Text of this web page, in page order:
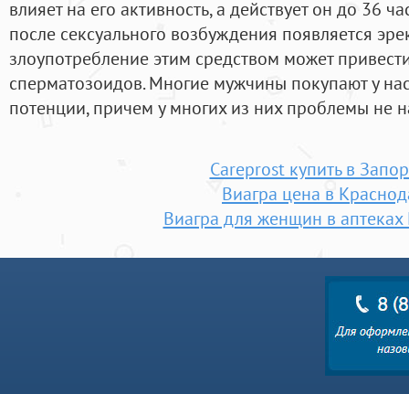
влияет на его активность, а действует он до 36
после сексуального возбуждения появляется
злоупотребление этим средством может
сперматозоидов. Многие мужчины покупают у
потенции, причем у многих из них проблемы не
Careprost купить в
Виагра цена в
Виагра для женщин в